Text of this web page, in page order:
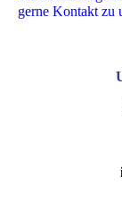
gerne Kontakt zu